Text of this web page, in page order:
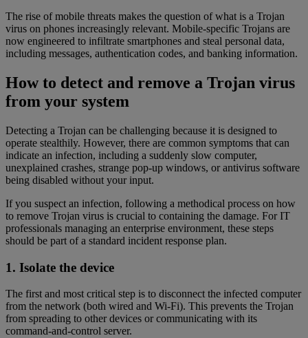
The rise of mobile threats makes the question of what is a Trojan
virus on phones increasingly relevant. Mobile-specific Trojans are
now engineered to infiltrate smartphones and steal personal data,
including messages, authentication codes, and banking information.
How to detect and remove a Trojan virus
from your system
Detecting a Trojan can be challenging because it is designed to
operate stealthily. However, there are common symptoms that can
indicate an infection, including a suddenly slow computer,
unexplained crashes, strange pop-up windows, or antivirus software
being disabled without your input.
If you suspect an infection, following a methodical process on how
to remove Trojan virus is crucial to containing the damage. For IT
professionals managing an enterprise environment, these steps
should be part of a standard incident response plan.
1. Isolate the device
The first and most critical step is to disconnect the infected computer
from the network (both wired and Wi-Fi). This prevents the Trojan
from spreading to other devices or communicating with its
command-and-control server.